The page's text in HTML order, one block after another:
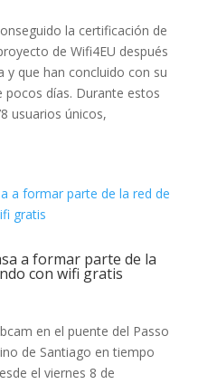
la certificación de
de Wifi4EU después
y que han concluido con su
pocos días. Durante estos
usuarios únicos,
a formar parte de la
con wifi gratis
en el puente del Passo
de Santiago en tiempo
el viernes 8 de